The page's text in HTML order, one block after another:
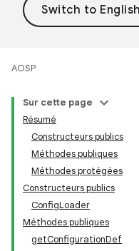
AOSP
Sur cette page
Résumé
Constructeurs publics
Méthodes publiques
Méthodes protégées
Constructeurs publics
ConfigLoader
Méthodes publiques
getConfigurationDef